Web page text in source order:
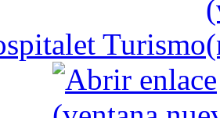
Turismo